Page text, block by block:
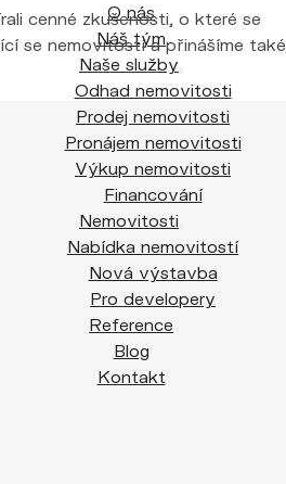
O nás
Náš tým
Naše služby
Odhad nemovitosti
Prodej nemovitosti
Pronájem nemovitosti
Výkup nemovitosti
Financování
Nemovitosti
Nabídka nemovitostí
Nová výstavba
Pro developery
Reference
Blog
Kontakt
cenné zkušenosti, o které se
se nemovitostí a přinášíme také